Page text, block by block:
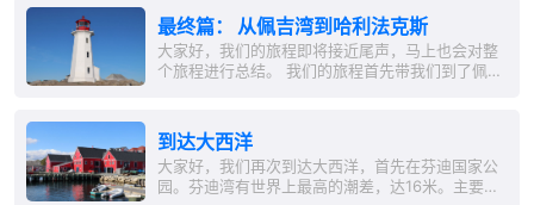
品。在此特别感谢Corinna，也感谢你可靠的帮我
们照管邮件。 ...
最终篇： 从佩吉湾到哈利法克斯
大家好，我们的旅程即将接近尾声，马上也会对整
个旅程进行总结。 我们的旅程首先带我们到了佩吉
尤为迷人。 接下来的路线沿着大西洋海岸直接前
行，一路风景如画。在哈利法克斯，我们在一个沃
尔玛停车场过夜，以便乘坐公交前往冰球场。虽然
未能看到一场 NHL...
到达大西洋
大家好，我们再次到达大西洋，首先在芬迪国家公
园。芬迪湾有世界上最高的潮差，达16米。主要城